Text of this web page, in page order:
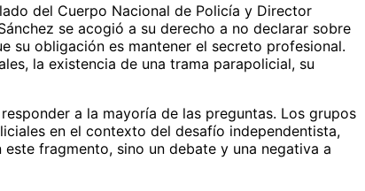
del Cuerpo Nacional de Policía y Director
se acogió a su derecho a no declarar sobre
su obligación es mantener el secreto profesional.
la existencia de una trama parapolicial, su
a la mayoría de las preguntas. Los grupos
en el contexto del desafío independentista,
fragmento, sino un debate y una negativa a